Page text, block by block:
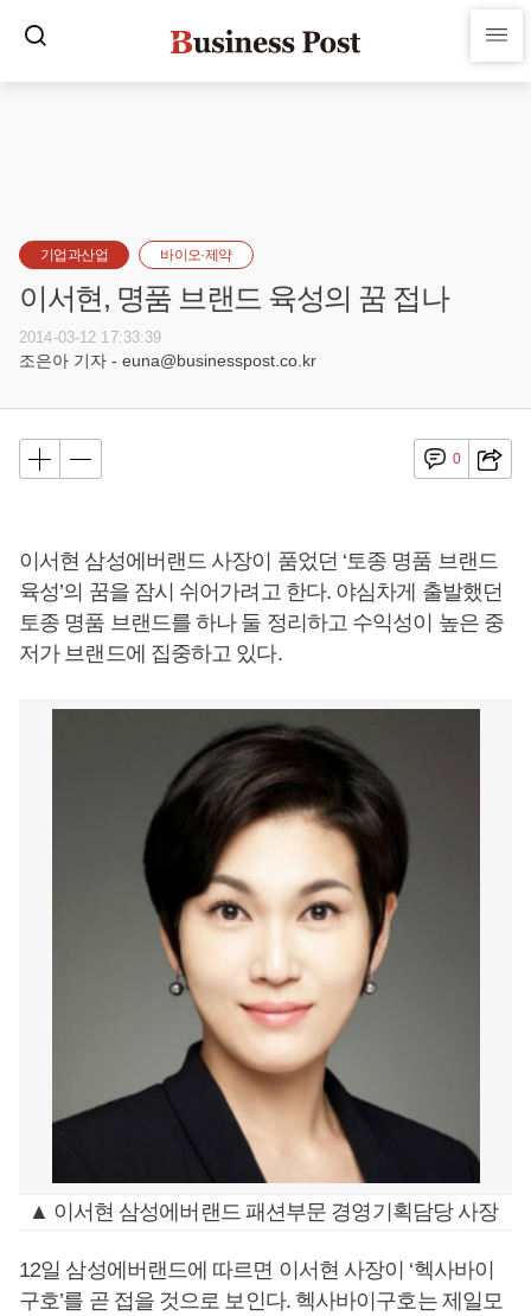
기업과산업 바이오·제약
이서현, 명품 브랜드 육성의 꿈 접나
2014-03-12 17:33:39
조은아 기자 - euna@businesspost.co.kr
0
이서현 삼성에버랜드 사장이 품었던 ‘토종 명품 브랜드
육성’의 꿈을 잠시 쉬어가려고 한다. 야심차게 출발했던
토종 명품 브랜드를 하나 둘 정리하고 수익성이 높은 중
저가 브랜드에 집중하고 있다.
▲ 이서현 삼성에버랜드 패션부문 경영기획담당 사장
12일 삼성에버랜드에 따르면 이서현 사장이 ‘헥사바이
구호’를 곧 접을 것으로 보인다. 헥사바이구호는 제일모